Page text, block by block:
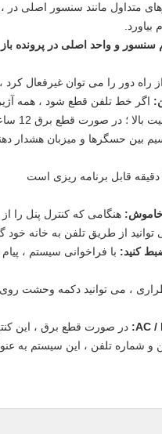
و واحد اصلی در پرونده باز 80 متر است
راه دور را می توان غیرفعال
اگر خط تلفن قطع شود ، همه
؛ در صورت قطع برق 12 ساعت طول بکشد.
بین حسگرها و میزبان هشدار
خاموش: هنگامی که کنترل پنل را
از طریق تلفن به خانه خود
با فراخوانی سیستم ،
، می توانید دکمه وحشت
در صورت قطع برق ، این
و شماره تلفن ، این سیستم به